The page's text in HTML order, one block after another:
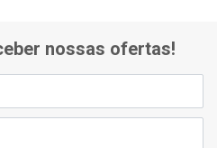
nossas ofertas!